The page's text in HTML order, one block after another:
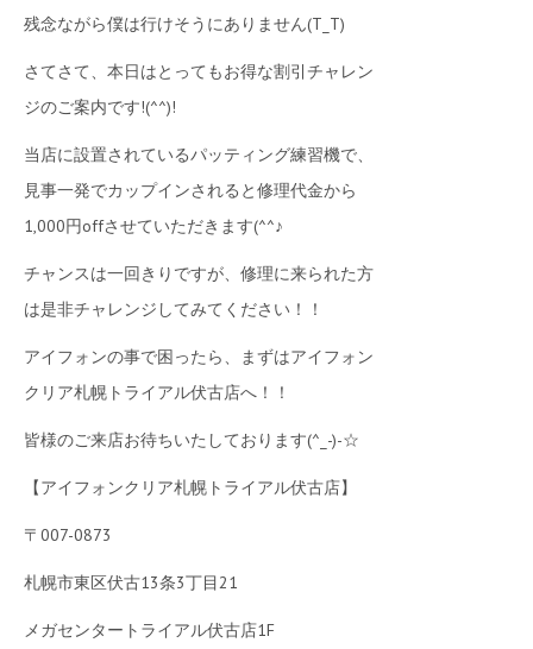
残念ながら僕は行けそうにありません(T_T)
さてさて、本日はとってもお得な割引チャレン
ジのご案内です!(^^)!
当店に設置されているパッティング練習機で、
見事一発でカップインされると修理代金から
1,000円offさせていただきます(^^♪
チャンスは一回きりですが、修理に来られた方
は是非チャレンジしてみてください！！
アイフォンの事で困ったら、まずはアイフォン
クリア札幌トライアル伏古店へ！！
皆様のご来店お待ちいたしております(^_-)-☆
【アイフォンクリア札幌トライアル伏古店】
〒007-0873
札幌市東区伏古13条3丁目21
メガセンタートライアル伏古店1F